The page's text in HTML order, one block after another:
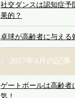
社交ダンスは認知症予
果的？
卓球が高齢者に与える
2017年4月の記事
ゲートボールは高齢者
気！